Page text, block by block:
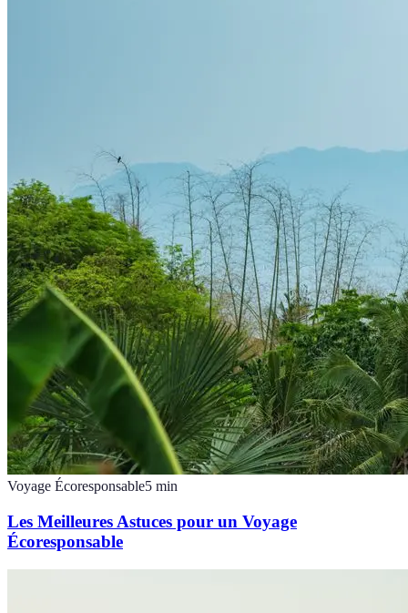
Voyage Écoresponsable5 min
Les Meilleures Astuces pour un Voyage
Écoresponsable